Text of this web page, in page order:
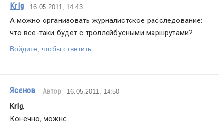
KrIg 16.05.2011, 14:43
А можно организовать журналистское расследование:
что все-таки будет с троллейбусными маршрутами?
Войдите, чтобы ответить
Ясенов Автор 16.05.2011, 14:50
KrIg,
Конечно, можно